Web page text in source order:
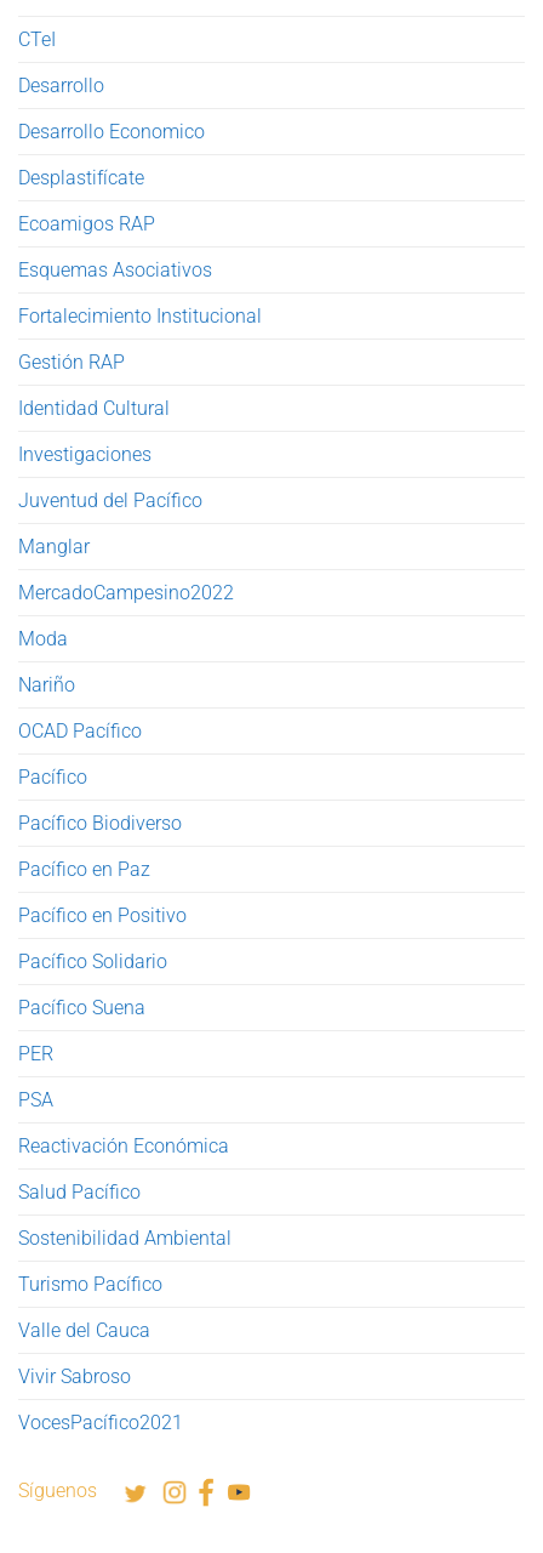
CTeI
Desarrollo
Desarrollo Economico
Desplastifícate
Ecoamigos RAP
Esquemas Asociativos
Fortalecimiento Institucional
Gestión RAP
Identidad Cultural
Investigaciones
Juventud del Pacífico
Manglar
MercadoCampesino2022
Moda
Nariño
OCAD Pacífico
Pacífico
Pacífico Biodiverso
Pacífico en Paz
Pacífico en Positivo
Pacífico Solidario
Pacífico Suena
PER
PSA
Reactivación Económica
Salud Pacífico
Sostenibilidad Ambiental
Turismo Pacífico
Valle del Cauca
Vivir Sabroso
VocesPacífico2021
Síguenos